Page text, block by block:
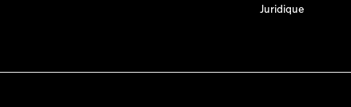
Juridique